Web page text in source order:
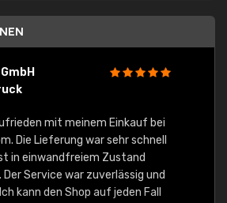
mit meinem Einkauf bei
Die Lieferung war sehr schnell
in einwandfreiem Zustand
Service war zuverlässig und
kann den Shop auf jeden Fall